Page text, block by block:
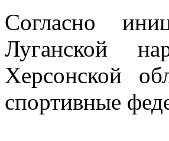
Согласно
Луганской
Херсонской
спортивные